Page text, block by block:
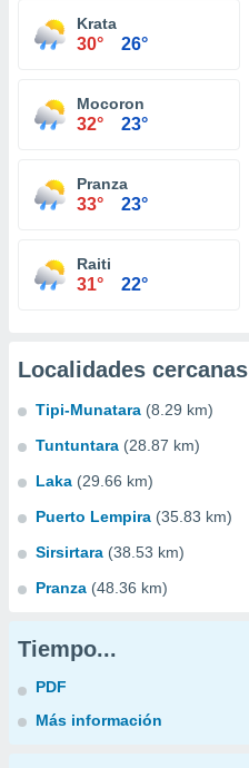
Krata
30° 26°
Mocoron
32° 23°
Pranza
33° 23°
Raiti
31° 22°
Localidades cercanas
Tipi-Munatara (8.29 km)
Tuntuntara (28.87 km)
Laka (29.66 km)
Puerto Lempira (35.83 km)
Sirsirtara (38.53 km)
Pranza (48.36 km)
Tiempo...
PDF
Más información